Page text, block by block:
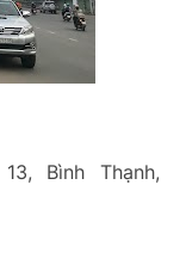
Bình Thạnh,